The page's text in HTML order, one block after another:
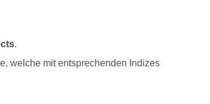
.
welche mit entsprechenden Indizes